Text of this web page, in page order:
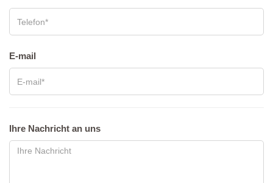
E‑mail
Ihre Nach­richt an uns